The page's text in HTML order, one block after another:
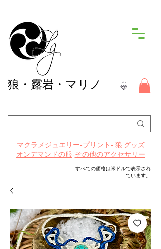
狼 ・露岩・マリノ
マクラメジュエリ ー-プリント- 狼 グッズ
オンデマンドの服-その他のアクセサリー
すべての価格は米ドルで表示され
ています。